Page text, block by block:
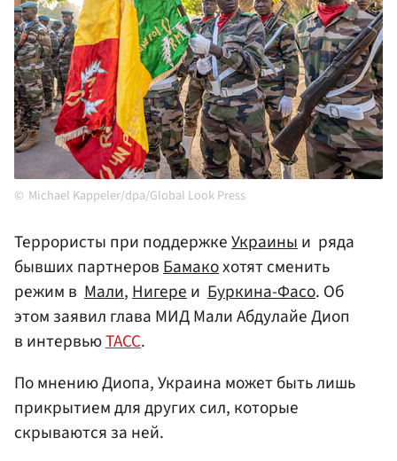
Michael Kappeler/dpa/Global Look Press
Террористы при поддержкеУкраиныи ряда
бывших партнеровБамакохотят сменить
режим в Мали,Нигереи Буркина-Фасо. Об
этом заявил глава МИД Мали Абдулайе Диоп
в интервьюТАСС.
По мнению Диопа, Украина может быть лишь
прикрытием для других сил, которые
скрываются за ней.